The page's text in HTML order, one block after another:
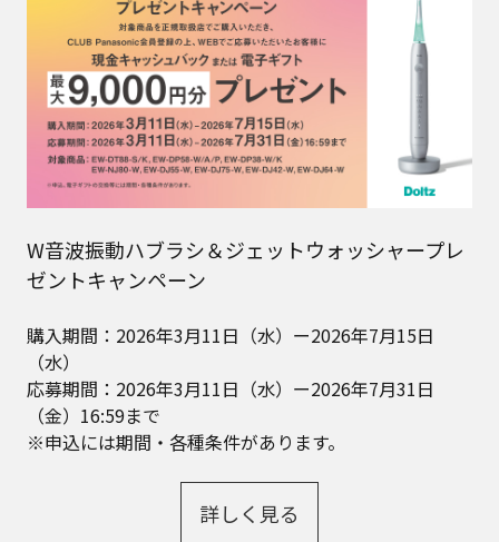
W音波振動ハブラシ＆ジェットウォッシャープレ
ゼントキャンペーン
購入期間：2026年3月11日（水）ー2026年7月15日
（水）​
応募期間：2026年3月11日（水）ー2026年7月31日
（金）16:59まで​
※申込には期間・各種条件があります。
詳しく見る